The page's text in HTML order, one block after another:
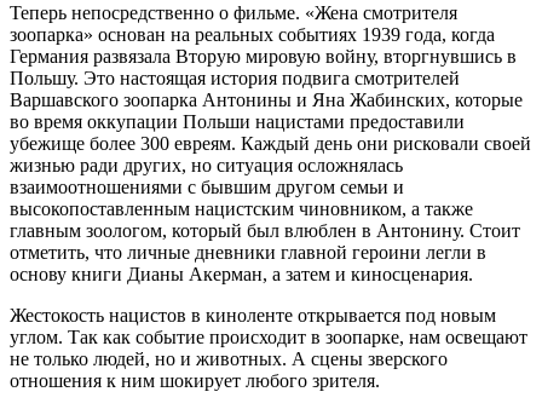
Теперь непосредственно о фильме. «Жена смотрителя
зоопарка» основан на реальных событиях 1939 года, когда
Германия развязала Вторую мировую войну, вторгнувшись в
Польшу. Это настоящая история подвига смотрителей
Варшавского зоопарка Антонины и Яна Жабинских, которые
во время оккупации Польши нацистами предоставили
убежище более 300 евреям. Каждый день они рисковали своей
жизнью ради других, но ситуация осложнялась
взаимоотношениями с бывшим другом семьи и
высокопоставленным нацистским чиновником, а также
главным зоологом, который был влюблен в Антонину. Стоит
отметить, что личные дневники главной героини легли в
основу книги Дианы Акерман, а затем и киносценария.
Жестокость нацистов в киноленте открывается под новым
углом. Так как событие происходит в зоопарке, нам освещают
не только людей, но и животных. А сцены зверского
отношения к ним шокирует любого зрителя.